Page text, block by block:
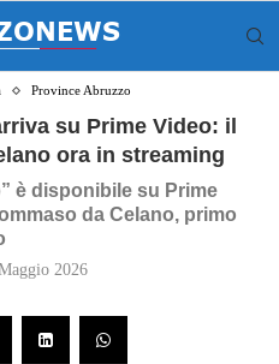
Province Abruzzo
su Prime Video: il
ora in streaming
è disponibile su Prime
da Celano, primo
2026